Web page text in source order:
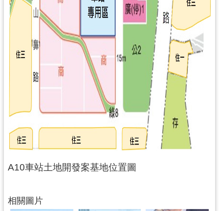
料
開
告
L
I
E
捷
怎
A10車站土地開發案基地位置圖
相關圖片